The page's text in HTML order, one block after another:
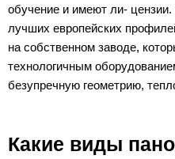
обучение и имеют ли-
лучших европейских
на собственном заводе,
технологичным
безупречную геометрию,
Какие виды